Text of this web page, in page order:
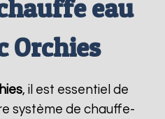
eau
Orchies
, il est essentiel de
système de chauffe-